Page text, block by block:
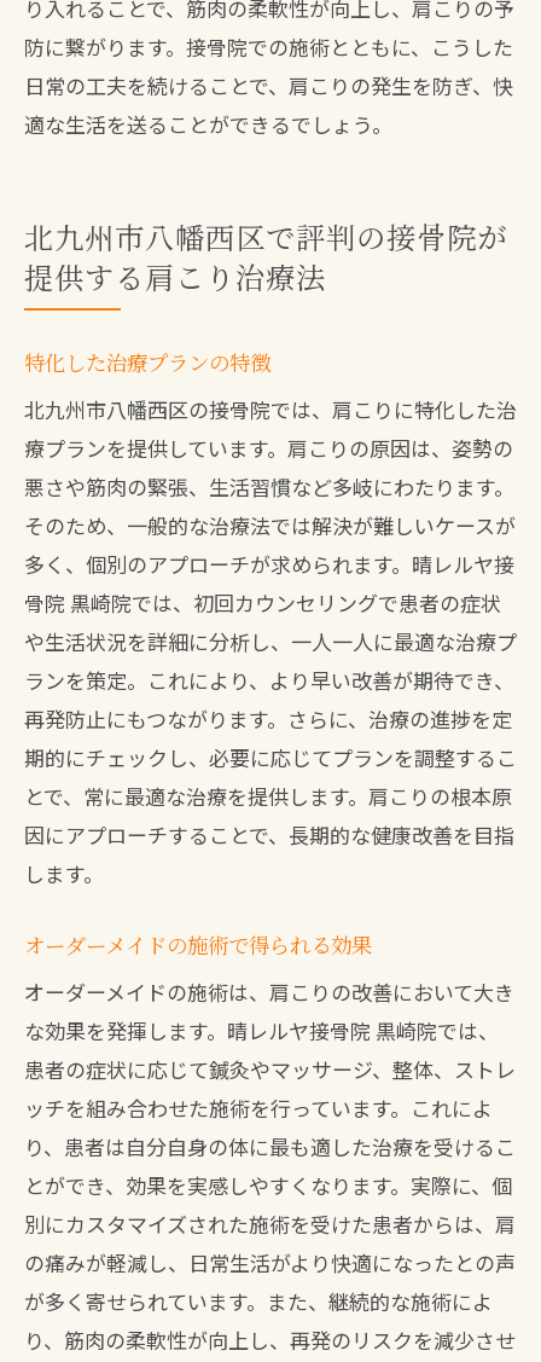
り入れることで、筋肉の柔軟性が向上し、肩こりの予
防に繋がります。接骨院での施術とともに、こうした
日常の工夫を続けることで、肩こりの発生を防ぎ、快
適な生活を送ることができるでしょう。
北九州市八幡西区で評判の接骨院が
提供する肩こり治療法
特化した治療プランの特徴
北九州市八幡西区の接骨院では、肩こりに特化した治
療プランを提供しています。肩こりの原因は、姿勢の
悪さや筋肉の緊張、生活習慣など多岐にわたります。
そのため、一般的な治療法では解決が難しいケースが
多く、個別のアプローチが求められます。晴レルヤ接
骨院 黒崎院では、初回カウンセリングで患者の症状
や生活状況を詳細に分析し、一人一人に最適な治療プ
ランを策定。これにより、より早い改善が期待でき、
再発防止にもつながります。さらに、治療の進捗を定
期的にチェックし、必要に応じてプランを調整するこ
とで、常に最適な治療を提供します。肩こりの根本原
因にアプローチすることで、長期的な健康改善を目指
します。
オーダーメイドの施術で得られる効果
オーダーメイドの施術は、肩こりの改善において大き
な効果を発揮します。晴レルヤ接骨院 黒崎院では、
患者の症状に応じて鍼灸やマッサージ、整体、ストレ
ッチを組み合わせた施術を行っています。これによ
り、患者は自分自身の体に最も適した治療を受けるこ
とができ、効果を実感しやすくなります。実際に、個
別にカスタマイズされた施術を受けた患者からは、肩
の痛みが軽減し、日常生活がより快適になったとの声
が多く寄せられています。また、継続的な施術によ
り、筋肉の柔軟性が向上し、再発のリスクを減少させ